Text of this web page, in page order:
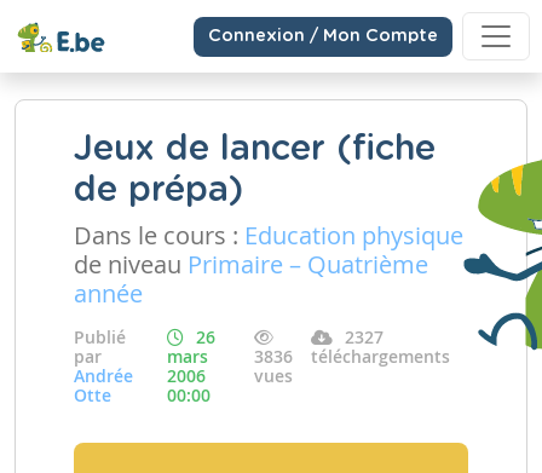
Connexion / Mon Compte
Jeux de lancer (fiche
de prépa)
Dans le cours : Education physique
de niveau Primaire – Quatrième
année
Publié
par
Andrée
Otte
26
mars
2006
00:00
3836
vues
2327
téléchargements